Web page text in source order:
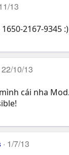
13
2167-9345 :)
22/10/13
cái nha
1/7/13